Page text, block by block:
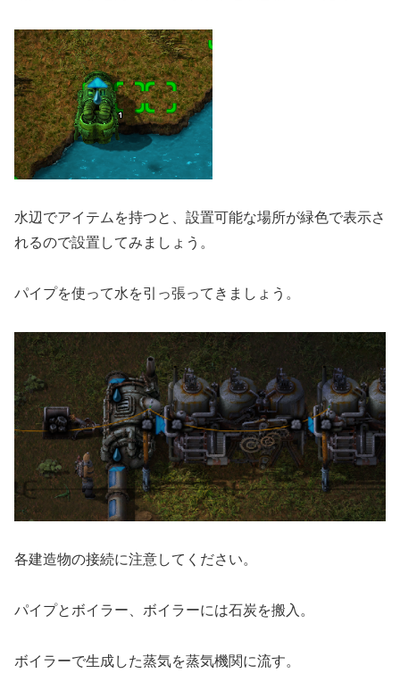
水辺でアイテムを持つと、設置可能な場所が緑色で表示さ
れるので設置してみましょう。
パイプを使って水を引っ張ってきましょう。
各建造物の接続に注意してください。
パイプとボイラー、ボイラーには石炭を搬入。
ボイラーで生成した蒸気を蒸気機関に流す。